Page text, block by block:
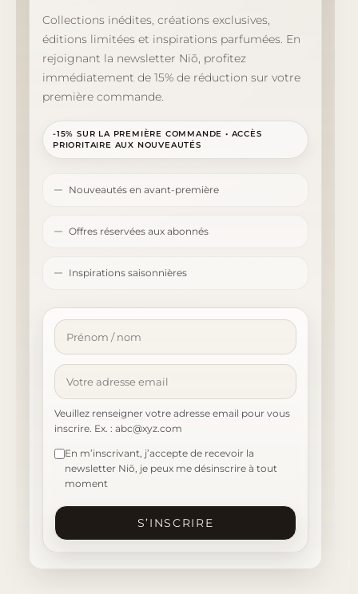
Collections inédites, créations exclusives,
éditions limitées et inspirations parfumées. En
rejoignant la newsletter Niõ, profitez
immédiatement de 15% de réduction sur votre
première commande.
-15% SUR LA PREMIÈRE COMMANDE • ACCÈS
PRIORITAIRE AUX NOUVEAUTÉS
Nouveautés en avant-première
Offres réservées aux abonnés
Inspirations saisonnières
Veuillez renseigner votre adresse email pour vous
inscrire. Ex. : abc@xyz.com
En m’inscrivant, j’accepte de recevoir la
newsletter Niõ, je peux me désinscrire à tout
moment
S’INSCRIRE